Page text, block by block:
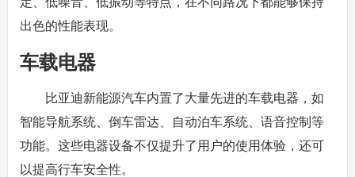
出色的性能表现。
车载电器
比亚迪新能源汽车内置了大量先进的车载电器，如
智能导航系统、倒车雷达、自动泊车系统、语音控制等
功能。这些电器设备不仅提升了用户的使用体验，还可
以提高行车安全性。